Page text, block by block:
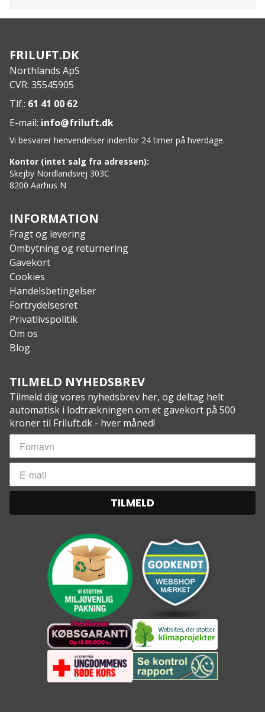
FRILUFT.DK
Northlands ApS
CVR: 35545905
Tlf.: 61 41 00 62
E-mail: info@friluft.dk
Vi besvarer henvendelser indenfor 24 timer på hverdage.
Kontor (intet salg fra adressen):
Skejby Nordlandsvej 303C
8200 Aarhus N
INFORMATION
Fragt og levering
Ombytning og returnering
Gavekort
Cookies
Handelsbetingelser
Fortrydelsesret
Privatlivspolitik
Om os
Blog
TILMELD NYHEDSBREV
Tilmeld dig vores nyhedsbrev her, og deltag helt
automatisk i lodtrækningen om et gavekort på 500
kroner til Friluft.dk - hver måned!
TILMELD